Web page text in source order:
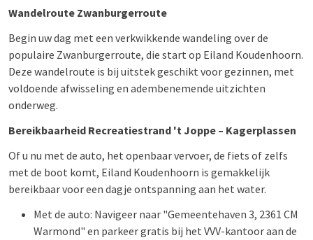
Wandelroute Zwanburgerroute
Begin uw dag met een verkwikkende wandeling over de
populaire Zwanburgerroute, die start op Eiland Koudenhoorn.
Deze wandelroute is bij uitstek geschikt voor gezinnen, met
voldoende afwisseling en adembenemende uitzichten
onderweg.
Bereikbaarheid Recreatiestrand 't Joppe – Kagerplassen
Of u nu met de auto, het openbaar vervoer, de fiets of zelfs
met de boot komt, Eiland Koudenhoorn is gemakkelijk
bereikbaar voor een dagje ontspanning aan het water.
Met de auto: Navigeer naar "Gemeentehaven 3, 2361 CM
Warmond" en parkeer gratis bij het VVV-kantoor aan de